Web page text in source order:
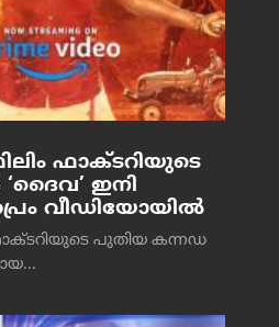
ഫാക്ടറിയുടെ
ഇനി
വീഡിയോയിൽ
ഫാക്ടറിയുടെ പുതിയ കന്നഡ